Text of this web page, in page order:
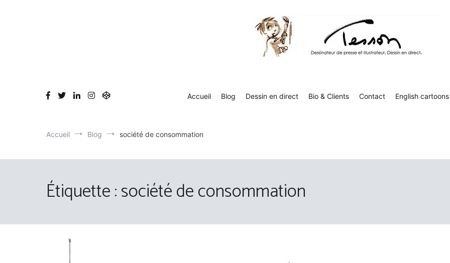
Accueil Blog Dessin en direct Bio & Clients Contact English cartoons
Accueil Blog société de consommation
Étiquette :société de consommation